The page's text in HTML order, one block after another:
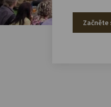
Začněte